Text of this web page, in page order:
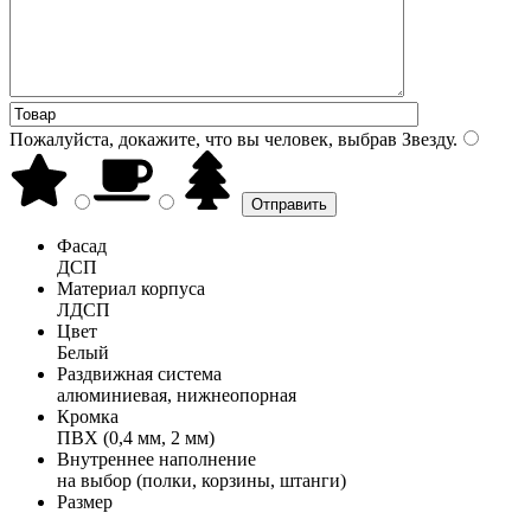
Пожалуйста, докажите, что вы человек, выбрав Звезду.
Фасад
ДСП
Материал корпуса
ЛДСП
Цвет
Белый
Раздвижная система
алюминиевая, нижнеопорная
Кромка
ПВХ (0,4 мм, 2 мм)
Внутреннее наполнение
на выбор (полки, корзины, штанги)
Размер